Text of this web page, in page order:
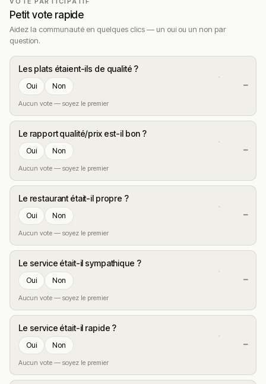
Petit vote rapide
Aidez la communauté en quelques clics — un oui ou un non par
question.
Les plats étaient-ils de qualité ?
Oui Non
Aucun vote — soyez le premier
—
Le rapport qualité/prix est-il bon ?
Oui Non
Aucun vote — soyez le premier
—
Le restaurant était-il propre ?
Oui Non
Aucun vote — soyez le premier
—
Le service était-il sympathique ?
Oui Non
Aucun vote — soyez le premier
—
Le service était-il rapide ?
Oui Non
Aucun vote — soyez le premier
—